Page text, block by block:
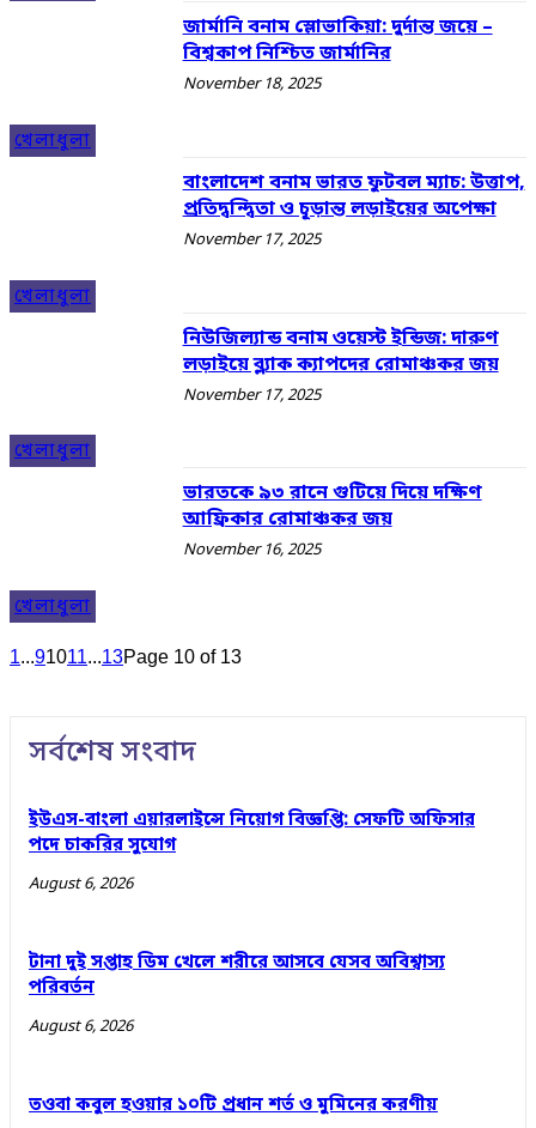
খেলাধুলা
জার্মানি বনাম স্লোভাকিয়া: দুর্দান্ত জয়ে –
বিশ্বকাপ নিশ্চিত জার্মানির
November 18, 2025
খেলাধুলা
বাংলাদেশ বনাম ভারত ফুটবল ম্যাচ: উত্তাপ,
প্রতিদ্বন্দ্বিতা ও চূড়ান্ত লড়াইয়ের অপেক্ষা
November 17, 2025
খেলাধুলা
নিউজিল্যান্ড বনাম ওয়েস্ট ইন্ডিজ: দারুণ
লড়াইয়ে ব্ল্যাক ক্যাপদের রোমাঞ্চকর জয়
November 17, 2025
খেলাধুলা
ভারতকে ৯৩ রানে গুটিয়ে দিয়ে দক্ষিণ
আফ্রিকার রোমাঞ্চকর জয়
November 16, 2025
1...91011...13Page 10 of 13
সর্বশেষ সংবাদ
ইউএস-বাংলা এয়ারলাইন্সে নিয়োগ বিজ্ঞপ্তি: সেফটি অফিসার
পদে চাকরির সুযোগ
August 6, 2026
টানা দুই সপ্তাহ ডিম খেলে শরীরে আসবে যেসব অবিশ্বাস্য
পরিবর্তন
August 6, 2026
তওবা কবুল হওয়ার ১০টি প্রধান শর্ত ও মুমিনের করণীয়